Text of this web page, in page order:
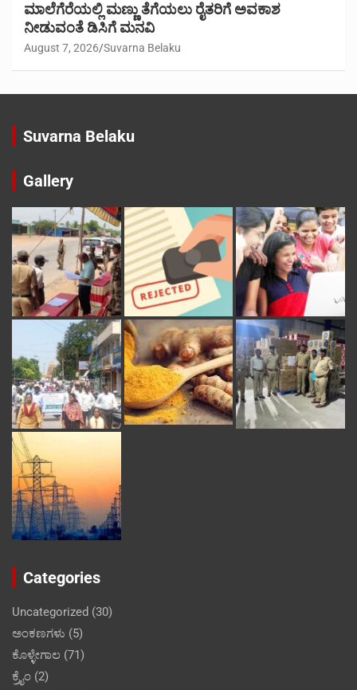
ಮಾಲೆಗೆರೆಯಲ್ಲಿ ಮಣ್ಣು ತೆಗೆಯಲು ರೈತರಿಗೆ ಅವಕಾಶ
ನೀಡುವಂತೆ ಡಿಸಿಗೆ ಮನವಿ
August 7, 2026 Suvarna Belaku
Suvarna Belaku
Gallery
Categories
Uncategorized (30)
ಅಂಕಣಗಳು (5)
ಕೊಳ್ಳೇಗಾಲ (71)
ಕ್ರೈಂ (2)